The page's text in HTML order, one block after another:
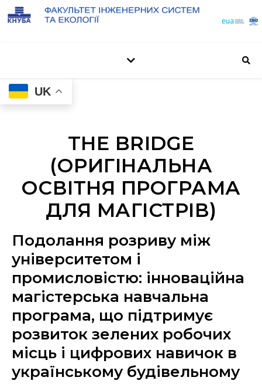
UK
THE BRIDGE
(ОРИГІНАЛЬНА
ОСВІТНЯ ПРОГРАМА
ДЛЯ МАГІСТРІВ)
Подолання розриву між
університетом і
промисловістю: інноваційна
магістерська навчальна
програма, що підтримує
розвиток зелених робочих
місць і цифрових навичок в
українському будівельному